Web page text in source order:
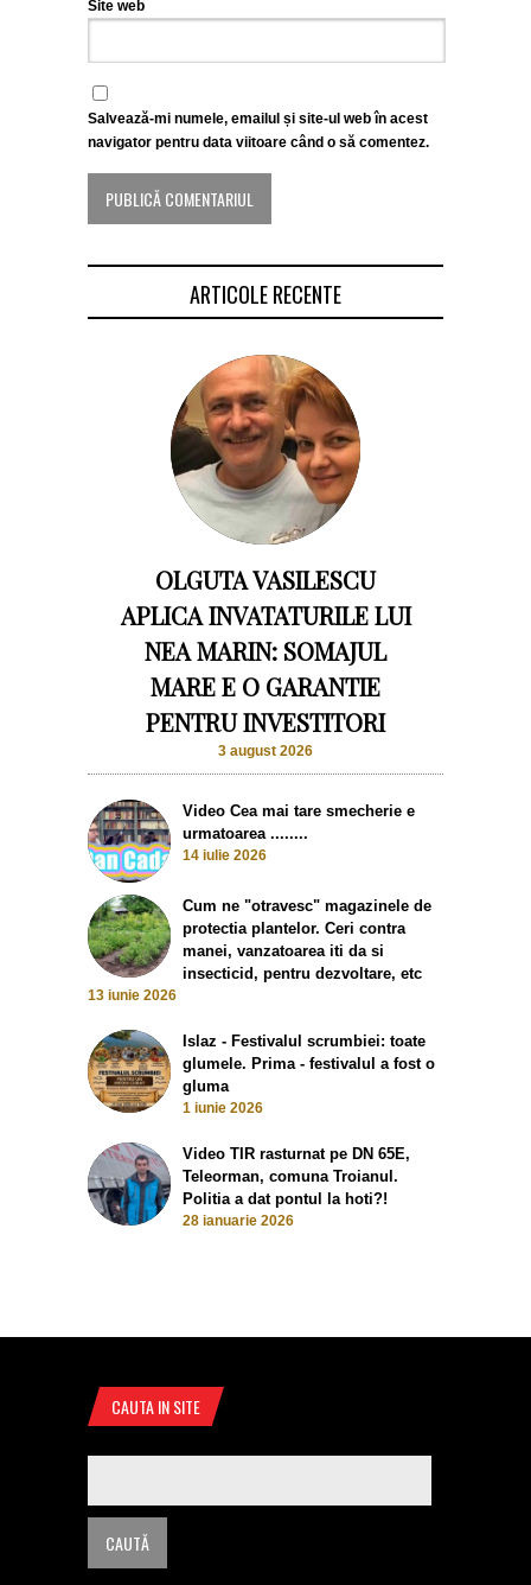
Site web
Salvează-mi numele, emailul și site-ul web în acest
navigator pentru data viitoare când o să comentez.
ARTICOLE RECENTE
OLGUTA VASILESCU
APLICA INVATATURILE LUI
NEA MARIN: SOMAJUL
MARE E O GARANTIE
PENTRU INVESTITORI
3 august 2026
Video Cea mai tare smecherie e
urmatoarea ........
14 iulie 2026
Cum ne "otravesc" magazinele de
protectia plantelor. Ceri contra
manei, vanzatoarea iti da si
insecticid, pentru dezvoltare, etc
13 iunie 2026
Islaz - Festivalul scrumbiei: toate
glumele. Prima - festivalul a fost o
gluma
1 iunie 2026
Video TIR rasturnat pe DN 65E,
Teleorman, comuna Troianul.
Politia a dat pontul la hoti?!
28 ianuarie 2026
CAUTA IN SITE